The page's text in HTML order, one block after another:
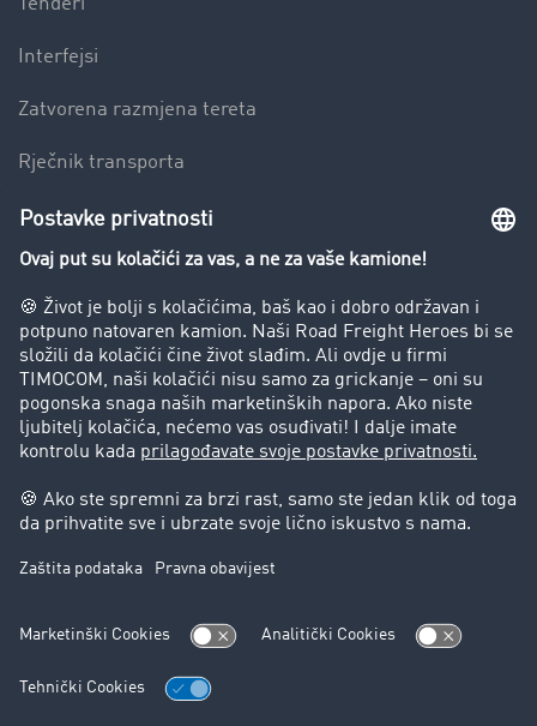
Tenderi
Interfejsi
Zatvorena razmjena tereta
Rječnik transporta
Preduzeće
Success Stories
Korisnici preporučuju korisnike
Blog
Zabrane vožnje za kamione
Pravni
Impresum